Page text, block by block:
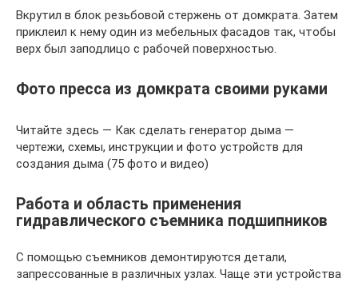
Вкрутил в блок резьбовой стержень от домкрата. Затем
приклеил к нему один из мебельных фасадов так, чтобы
верх был заподлицо с рабочей поверхностью.
Фото пресса из домкрата своими руками
Читайте здесь — Как сделать генератор дыма —
чертежи, схемы, инструкции и фото устройств для
создания дыма (75 фото и видео)
Работа и область применения
гидравлического съемника подшипников
С помощью съемников демонтируются детали,
запрессованные в различных узлах. Чаще эти устройства